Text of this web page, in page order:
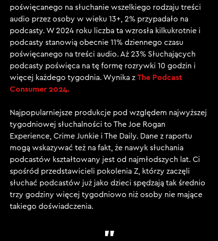
poświęcanego na słuchanie wszelkiego rodzaju treści
audio przez osoby w wieku 13+, 2% przypadało na
podcasty. W 2024 roku liczba ta wzrosła kilkukrotnie i
podcasty stanowią obecnie 11% dziennego czasu
poświęcanego na treści audio. Aż 23% Słuchających
podcasty poświęca na tę formę rozrywki 10 godzin i
więcej każdego tygodnia. Wynika z The Podcast
Consumer 2024.
Najpopularniejsze produkcje pod względem najwyższej
tygodniowej słuchalności to The Joe Rogan
Experience Crime Junkie i The Daily. Dane z raportu
mogą wskazywać też na fakt, że nawyk słuchania
podcastów kształtowany jest od najmłodszych lat. Ci
spośród przedstawicieli pokolenia Z, którzy zaczęli
słuchać podcastów już jako dzieci spędzają tak średnio
trzy godziny więcej tygodniowo niż osoby nie mające
takiego doświadczenia.